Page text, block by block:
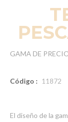
GAMA DE
Código : 11872
El diseño de la